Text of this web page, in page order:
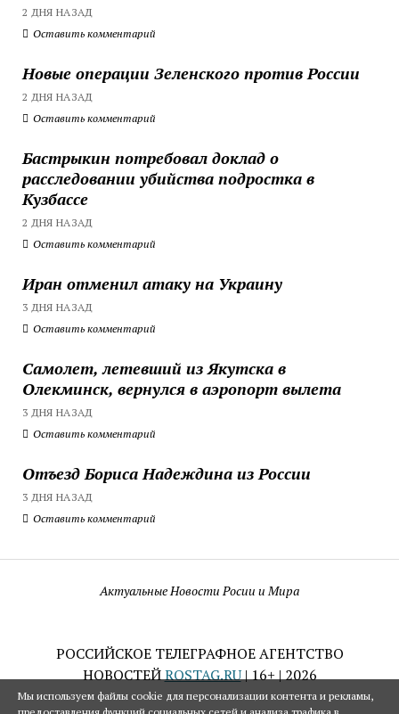
2 ДНЯ НАЗАД
Оставить комментарий
Новые операции Зеленского против России
2 ДНЯ НАЗАД
Оставить комментарий
Бастрыкин потребовал доклад о
расследовании убийства подростка в
Кузбассе
2 ДНЯ НАЗАД
Оставить комментарий
Иран отменил атаку на Украину
3 ДНЯ НАЗАД
Оставить комментарий
Самолет, летевший из Якутска в
Олекминск, вернулся в аэропорт вылета
3 ДНЯ НАЗАД
Оставить комментарий
Отъезд Бориса Надеждина из России
3 ДНЯ НАЗАД
Оставить комментарий
Актуальные Новости Росии и Мира
РОССИЙСКОЕ ТЕЛЕГРАФНОЕ АГЕНТСТВО
НОВОСТЕЙROSTAG.RU| 16+ | 2026
Мы используем файлы cookie для персонализации контента и рекламы,